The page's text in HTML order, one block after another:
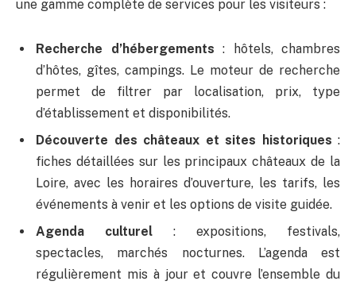
une gamme complète de services pour les visiteurs :
Recherche d’hébergements : hôtels, chambres
d’hôtes, gîtes, campings. Le moteur de recherche
permet de filtrer par localisation, prix, type
d’établissement et disponibilités.
Découverte des châteaux et sites historiques :
fiches détaillées sur les principaux châteaux de la
Loire, avec les horaires d’ouverture, les tarifs, les
événements à venir et les options de visite guidée.
Agenda culturel : expositions, festivals,
spectacles, marchés nocturnes. L’agenda est
régulièrement mis à jour et couvre l’ensemble du